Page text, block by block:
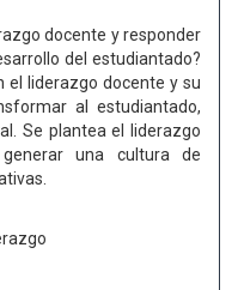
docente y responder
del estudiantado?
el liderazgo docente y su
al estudiantado,
Se plantea el liderazgo
una cultura de